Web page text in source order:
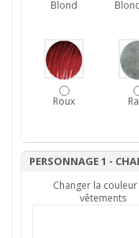
Blond
Roux
PERSONNAGE 1 -
Changer la
vêtements